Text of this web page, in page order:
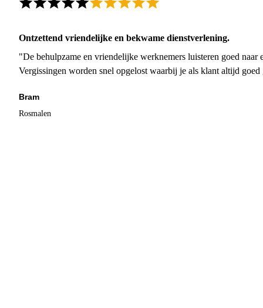
Ontzettend vriendelijke en bekwame dienstverlening.
"De behulpzame en vriendelijke werknemers luisteren goed naar
Vergissingen worden snel opgelost waarbij je als klant altijd
Bram
Rosmalen